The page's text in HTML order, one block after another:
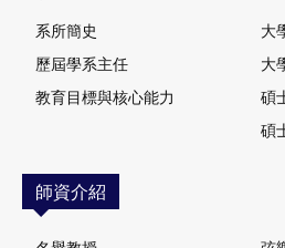
系所簡史
歷屆學系主任
教育目標與核心能力
大
大
碩
碩
師資介紹